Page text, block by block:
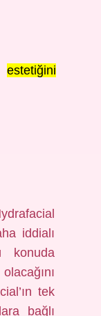
estetiğini
iddialı
konuda
tek
bağlı